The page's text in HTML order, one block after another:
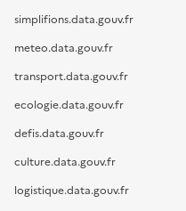
simplifions.data.gouv.fr
meteo.data.gouv.fr
transport.data.gouv.fr
ecologie.data.gouv.fr
defis.data.gouv.fr
culture.data.gouv.fr
logistique.data.gouv.fr